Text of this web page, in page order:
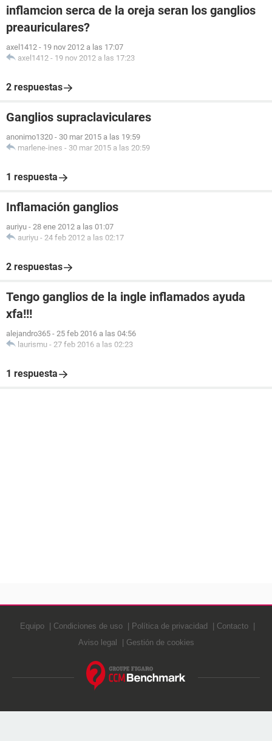
inflamcion serca de la oreja seran los ganglios
preauriculares?
axel1412 - 19 nov 2012 a las 17:07
axel1412 - 19 nov 2012 a las 17:23
2 respuestas
Ganglios supraclaviculares
anonimo1320 - 30 mar 2015 a las 19:59
marlene-ines - 30 mar 2015 a las 20:59
1 respuesta
Inflamación ganglios
auriyu - 28 ene 2012 a las 01:07
auriyu - 24 feb 2012 a las 02:17
2 respuestas
Tengo ganglios de la ingle inflamados ayuda
xfa!!!
alejandro365 - 25 feb 2016 a las 04:56
laurismu - 27 feb 2016 a las 02:23
1 respuesta
Equipo Condiciones de uso Política de privacidad
Contacto
Aviso legal
Gestión de cookies